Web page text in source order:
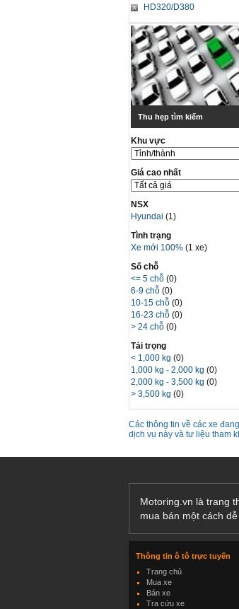
HD320/D380
Thu hẹp tìm kiếm
Khu vực
Giá cao nhất
NSX
Hyundai(1)
Tình trạng
Xe mới 100% (1 xe)
Số chỗ
<= 5 chỗ(0)
6-9 chỗ(0)
10-15 chỗ(0)
16-23 chỗ(0)
> 24 chỗ(0)
Tải trọng
< 1,000 kg(0)
1,000 kg - 2,000 kg(0)
2,000 kg - 3,500 kg(0)
> 3,500 kg(0)
Các thông tin về các xe
dịch vụ này và tư liệu tham
Motoring.vn là trang
mua bán một cách
Thông tin ô tô trực tuyến
Trang chủ
Mua xe
Bán xe
Tra cứu xe